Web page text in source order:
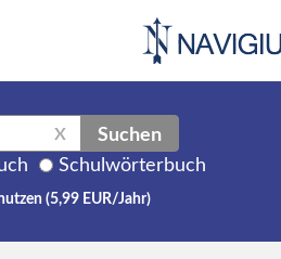
X Suchen
Schulwörterbuch
(5,99 EUR/Jahr)